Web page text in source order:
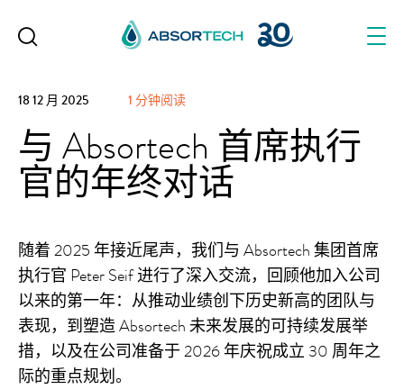
18 12 月 2025 1 分钟阅读
与 Absortech 首席执行
官的年终对话
随着 2025 年接近尾声，我们与 Absortech 集团首席
执行官 Peter Seif 进行了深入交流，回顾他加入公司
以来的第一年：从推动业绩创下历史新高的团队与
表现，到塑造 Absortech 未来发展的可持续发展举
措，以及在公司准备于 2026 年庆祝成立 30 周年之
际的重点规划。